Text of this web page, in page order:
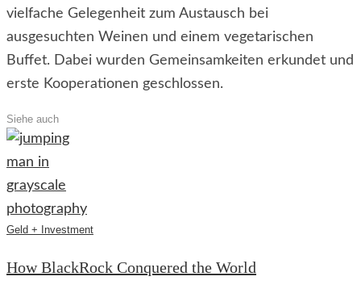
vielfache Gelegenheit zum Austausch bei
ausgesuchten Weinen und einem vegetarischen
Buffet. Dabei wurden Gemeinsamkeiten erkundet und
erste Kooperationen geschlossen.
Siehe auch
Geld + Investment
How BlackRock Conquered the World